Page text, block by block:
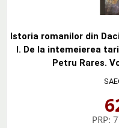
Istoria romanilor din
I. De la intemeierea
Petru Rares.
PRP: